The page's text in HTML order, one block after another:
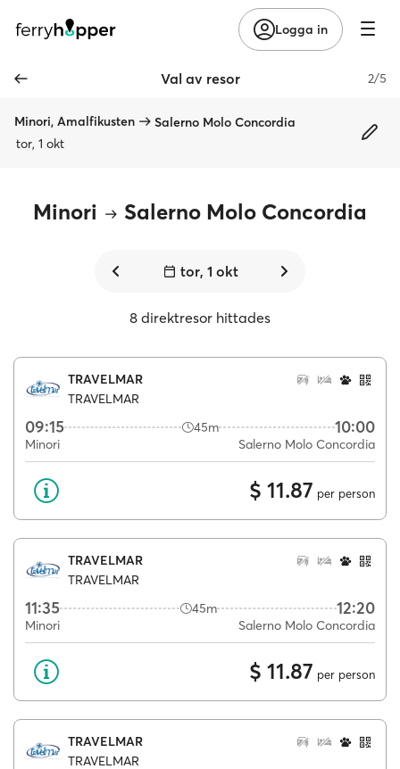
Logga in
Val av resor 2/5
Minori, Amalfikusten
Salerno Molo Concordia
tor, 1 okt
Minori Salerno Molo Concordia
tor, 1 okt
8 direktresor hittades
TRAVELMAR
TRAVELMAR
09:15 45m 10:00
Minori Salerno Molo Concordia
$ 11.87 per person
TRAVELMAR
TRAVELMAR
11:35 45m 12:20
Minori Salerno Molo Concordia
$ 11.87 per person
TRAVELMAR
TRAVELMAR